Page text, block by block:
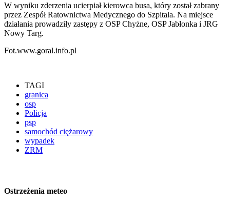
W wyniku zderzenia ucierpiał kierowca busa, który został zabrany
przez Zespół Ratownictwa Medycznego do Szpitala. Na miejsce
działania prowadziły zastępy z OSP Chyżne, OSP Jabłonka i JRG
Nowy Targ.
Fot.www.goral.info.pl
TAGI
granica
osp
Policja
psp
samochód ciężarowy
wypadek
ZRM
Ostrzeżenia meteo